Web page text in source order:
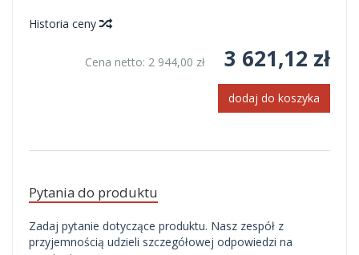
Historia ceny
Cena netto: 2 944,00 zł 3 621,12 zł
dodaj do koszyka
Pytania do produktu
Zadaj pytanie dotyczące produktu. Nasz zespół z
przyjemnością udzieli szczegółowej odpowiedzi na